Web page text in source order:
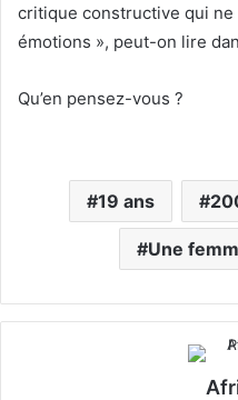
critique constructive qui ne
émotions », peut-on lire
Qu’en pensez-vous ?
19 ans
Une